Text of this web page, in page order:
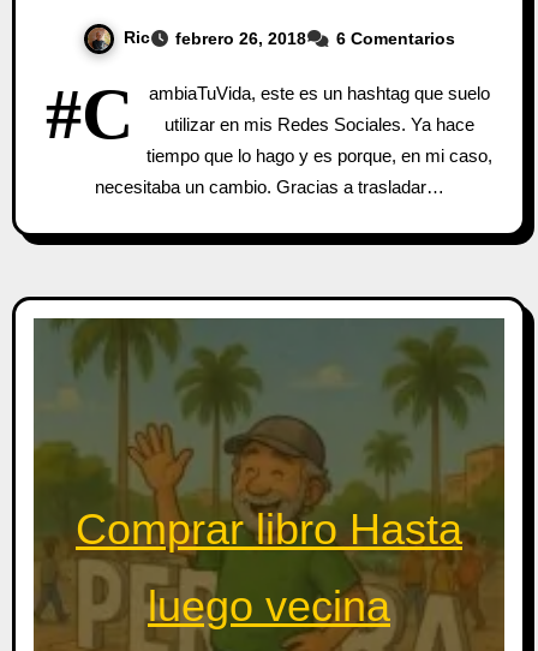
Ric febrero 26, 2018 6 Comentarios
#C
ambiaTuVida, este es un hashtag que suelo
utilizar en mis Redes Sociales. Ya hace
tiempo que lo hago y es porque, en mi caso,
necesitaba un cambio. Gracias a trasladar…
Comprar libro Hasta
luego vecina